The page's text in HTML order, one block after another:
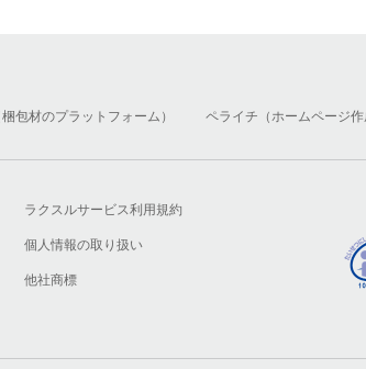
包材のプラットフォーム） ペライチ（ホームページ作
ラクスルサービス利用規約
個人情報の取り扱い
他社商標